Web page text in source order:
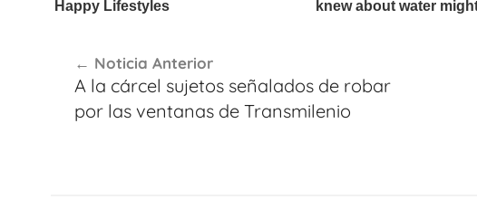
de
entradas
Noticia Anterior
A la cárcel sujetos señalados de robar
por las ventanas de Transmilenio